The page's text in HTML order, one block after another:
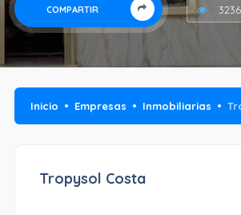
COMPARTIR 3236
Inicio Empresas Inmobiliarias
Tropysol Costa